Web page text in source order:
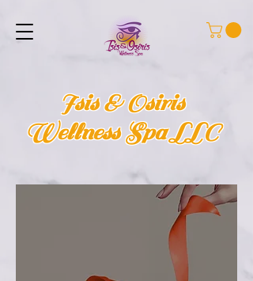
Isis & Osiris
Wellness Spa LLC